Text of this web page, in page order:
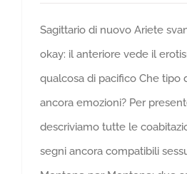
Sagittario di nuovo Ariete
okay: il anteriore vede il
qualcosa di pacifico Che tipo
ancora emozioni? Per
descriviamo tutte le
segni ancora compatibili